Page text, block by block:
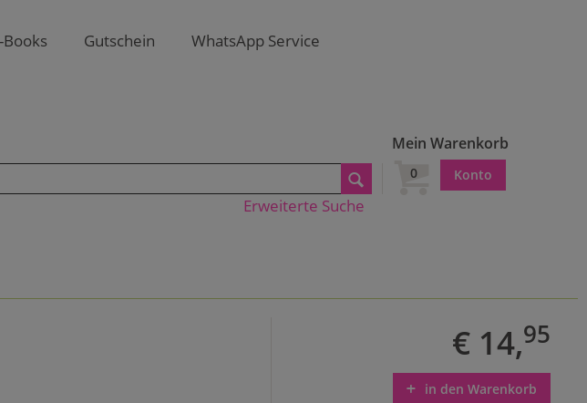
Books Gutschein WhatsApp Service
Mein Warenkorb
0 Konto
Erweiterte Suche
€ 14,95
in den Warenkorb